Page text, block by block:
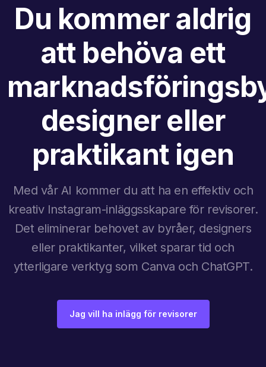
Du kommer aldrig
att behöva ett
designer eller
praktikant igen
Med vår AI kommer du att ha en effektiv och
kreativ Instagram-inläggsskapare för revisorer.
Det eliminerar behovet av byråer, designers
eller praktikanter, vilket sparar tid och
ytterligare verktyg som Canva och ChatGPT.
Jag vill ha inlägg för revisorer